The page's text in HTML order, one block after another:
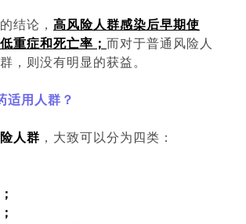
结论， 高风险人群感染后早期使
重症和死亡率； 而对于普通风险人
，则没有明显的获益。
适用人群？
人群 ，大致可以分为四类：